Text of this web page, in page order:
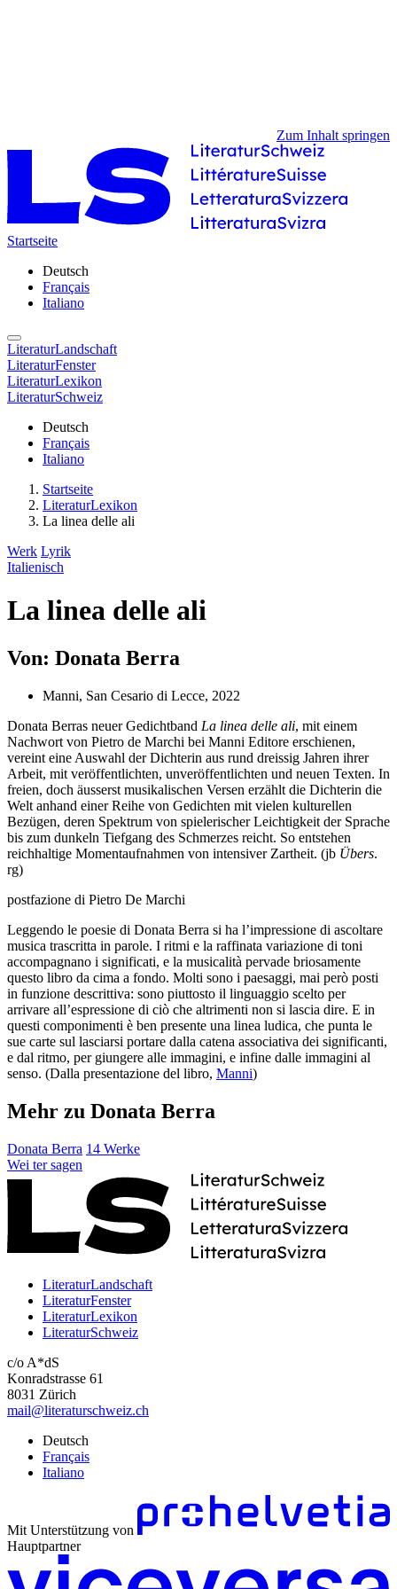
Zum Inhalt springen
Startseite
Deutsch
Français
Italiano
LiteraturLandschaft
LiteraturFenster
LiteraturLexikon
LiteraturSchweiz
Deutsch
Français
Italiano
Startseite
LiteraturLexikon
La linea delle ali
Werk Lyrik
Italienisch
La linea delle ali
Von: Donata Berra
Manni, San Cesario di Lecce, 2022
Donata Berras neuer Gedichtband La linea delle ali, mit einem
Nachwort von Pietro de Marchi bei Manni Editore erschienen,
vereint eine Auswahl der Dichterin aus rund dreissig Jahren ihrer
Arbeit, mit veröffentlichten, unveröffentlichten und neuen Texten. In
freien, doch äusserst musikalischen Versen erzählt die Dichterin die
Welt anhand einer Reihe von Gedichten mit vielen kulturellen
Bezügen, deren Spektrum von spielerischer Leichtigkeit der Sprache
bis zum dunkeln Tiefgang des Schmerzes reicht. So entstehen
reichhaltige Momentaufnahmen von intensiver Zartheit. (jb Übers.
rg)
postfazione di Pietro De Marchi
Leggendo le poesie di Donata Berra si ha l’impressione di ascoltare
musica trascritta in parole. I ritmi e la raffinata variazione di toni
accompagnano i significati, e la musicalità pervade briosamente
questo libro da cima a fondo. Molti sono i paesaggi, mai però posti
in funzione descrittiva: sono piuttosto il linguaggio scelto per
arrivare all’espressione di ciò che altrimenti non si lascia dire. E in
questi componimenti è ben presente una linea ludica, che punta le
sue carte sul lasciarsi portare dalla catena associativa dei significanti,
e dal ritmo, per giungere alle immagini, e infine dalle immagini al
senso. (Dalla presentazione del libro, Manni)
Mehr zu Donata Berra
Donata Berra 14 Werke
Wei ter sagen
LiteraturLandschaft
LiteraturFenster
LiteraturLexikon
LiteraturSchweiz
c/o A*dS
Konradstrasse 61
8031 Zürich
mail@literaturschweiz.ch
Deutsch
Français
Italiano
Mit Unterstützung von
Hauptpartner